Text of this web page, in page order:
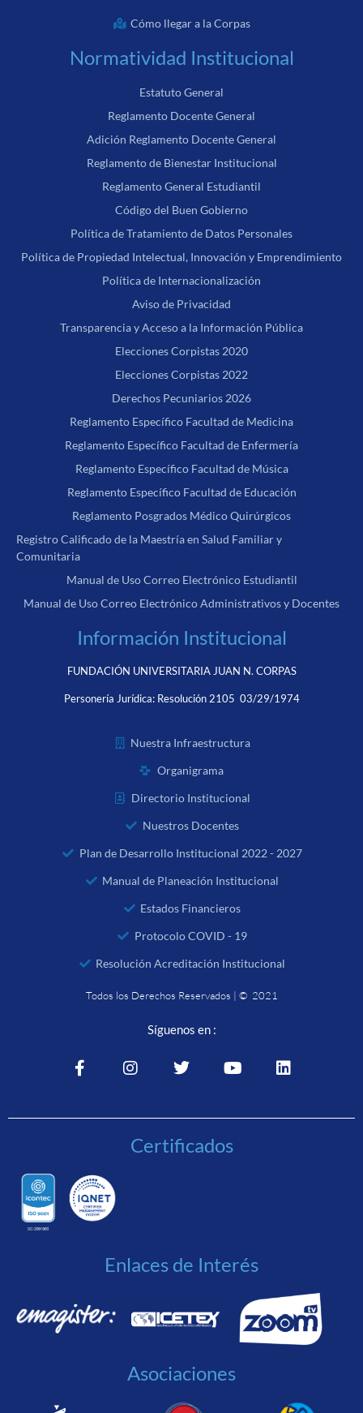
Cómo llegar a la Corpas
Normatividad Institucional
Estatuto General
Reglamento Docente General
Adición Reglamento Docente General
Reglamento de Bienestar Institucional
Reglamento General Estudiantil
Código del Buen Gobierno
Política de Tratamiento de Datos Personales
Política de Propiedad Intelectual, Innovación y Emprendimiento
Política de Internacionalización
Aviso de Privacidad
Transparencia y Acceso a la Información Pública
Elecciones Corpistas 2020
Elecciones Corpistas 2022
Derechos Pecuniarios 2026
Reglamento Específico Facultad de Medicina
Reglamento Específico Facultad de Enfermería
Reglamento Específico Facultad de Música
Reglamento Específico Facultad de Educación
Reglamento Posgrados Médico Quirúrgicos
Registro Calificado de la Maestría en Salud Familiar y
Comunitaria
Manual de Uso Correo Electrónico Estudiantil
Manual de Uso Correo Electrónico Administrativos y Docentes
Información Institucional
FUNDACIÓN UNIVERSITARIA JUAN N. CORPAS
Personería Jurídica: Resolución 2105 03/29/1974
Nuestra Infraestructura
Organigrama
Directorio Institucional
Nuestros Docentes
Plan de Desarrollo Institucional 2022 - 2027
Manual de Planeación Institucional
Estados Financieros
Protocolo COVID - 19
Resolución Acreditación Institucional
Todos los Derechos Reservados | © 2021
Síguenos en :
Certificados
Enlaces de Interés
Asociaciones